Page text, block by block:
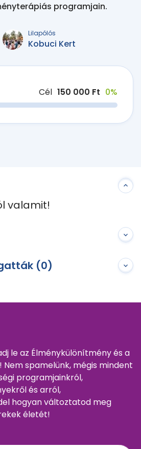
programjain.
Lilapólós
Kobuci Kert
Cél 150 000 Ft 0%
valamit!
(0)
le az Élménykülönítmény és a
spamelünk, mégis mindent
programjainkról,
és arról,
hogyan változtatod meg
életét!